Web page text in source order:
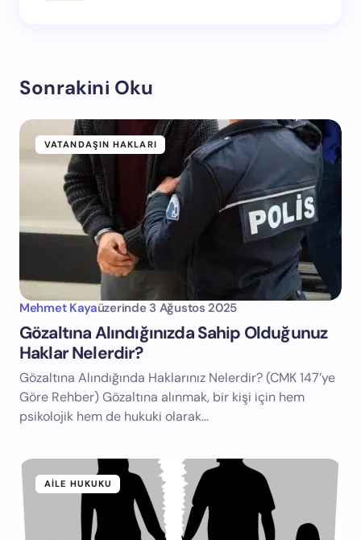
Sonrakini Oku
VATANDAŞIN HAKLARI
Mehmet Kayaüzerinde 3 Ağustos 2025
Gözaltına Alındığınızda Sahip Olduğunuz
Haklar Nelerdir?
Gözaltına Alındığında Haklarınız Nelerdir? (CMK 147’ye
Göre Rehber) Gözaltına alınmak, bir kişi için hem
psikolojik hem de hukuki olarak…
AILE HUKUKU